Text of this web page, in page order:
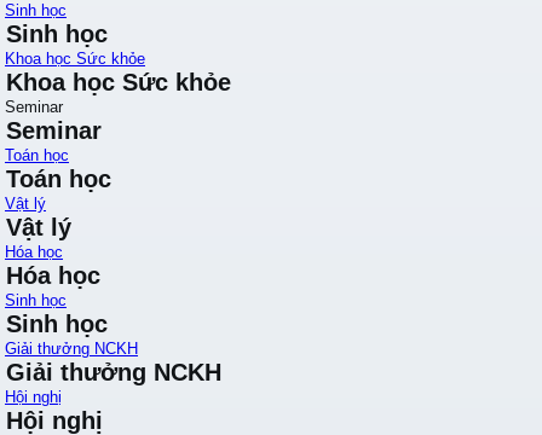
Sinh học
Sinh học
Khoa học Sức khỏe
Khoa học Sức khỏe
Seminar
Seminar
Toán học
Toán học
Vật lý
Vật lý
Hóa học
Hóa học
Sinh học
Sinh học
Giải thưởng NCKH
Giải thưởng NCKH
Hội nghị
Hội nghị